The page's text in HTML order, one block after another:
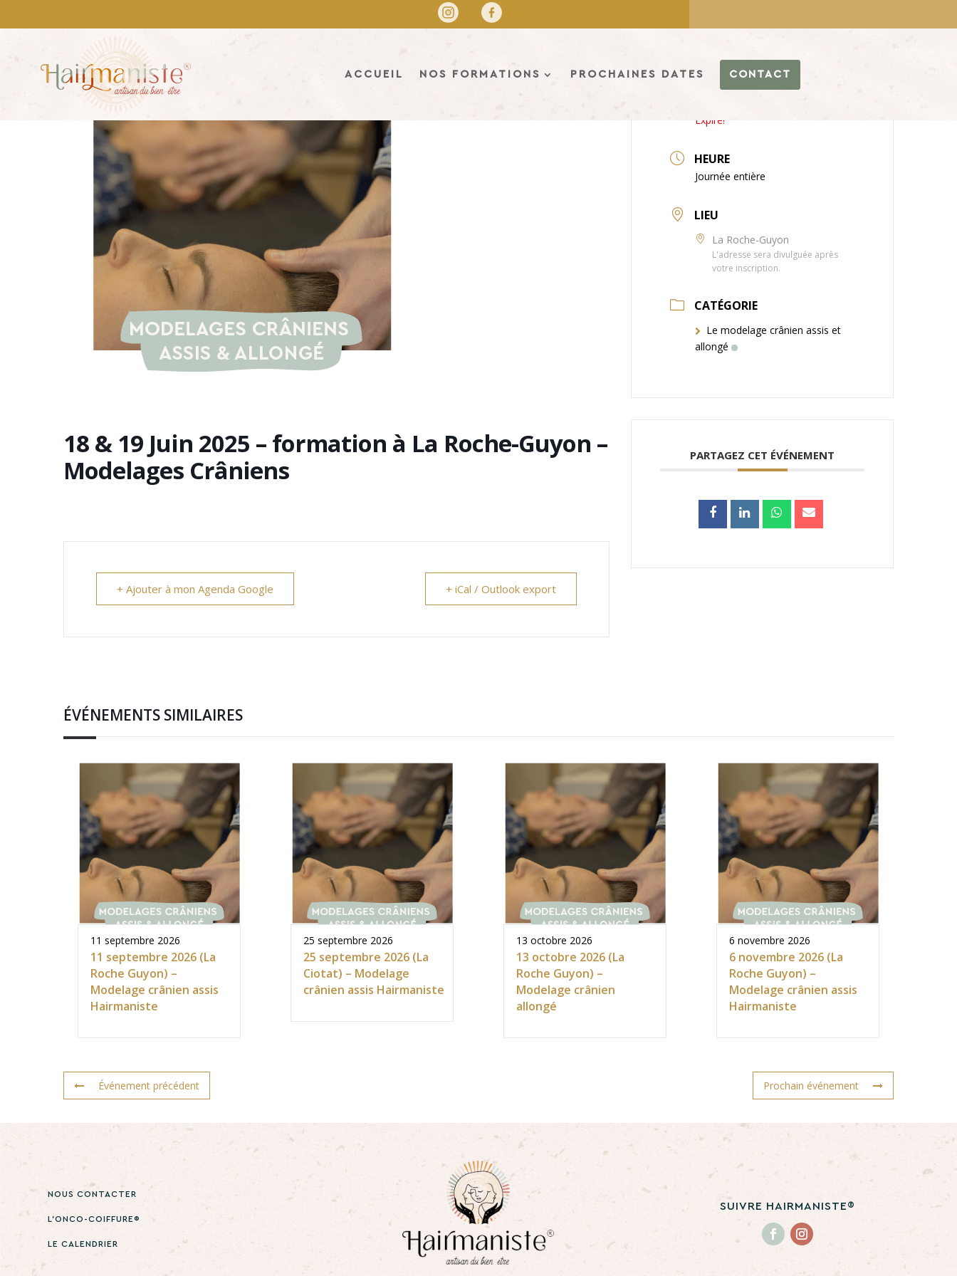
ACCUEIL NOS FORMATIONS PROCHAINES DATES CONTACT
18 & 19 Juin 2025 – formation à La Roche-Guyon –
Modelages Crâniens
+ Ajouter à mon Agenda Google + iCal / Outlook export
DATE
Expiré!
HEURE
Journée entière
LIEU
La Roche-Guyon
L'adresse sera divulguée après
votre inscription.
CATÉGORIE
Le modelage crânien assis et
allongé
PARTAGEZ CET ÉVÉNEMENT
ÉVÉNEMENTS SIMILAIRES
11 septembre 2026
11 septembre 2026 (La
Roche Guyon) –
Modelage crânien assis
Hairmaniste
25 septembre 2026
25 septembre 2026 (La
Ciotat) – Modelage
crânien assis Hairmaniste
13 octobre 2026
13 octobre 2026 (La
Roche Guyon) –
Modelage crânien
allongé
6 novembre 2026
6 novembre 2026 (La
Roche Guyon) –
Modelage crânien assis
Hairmaniste
Événement précédent Prochain événement
NOUS CONTACTER
L’ONCO-COIFFURE®
LE CALENDRIER
SUIVRE HAIRMANISTE®